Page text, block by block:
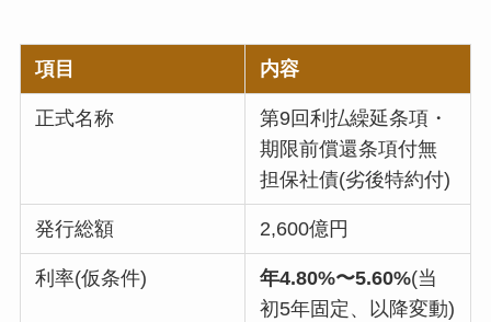
項目 内容
正式名称
第9回利払繰延条項・
期限前償還条項付無
担保社債(劣後特約付)
発行総額 2,600億円
利率(仮条件) 年4.80%〜5.60%(当
初5年固定、以降変動)